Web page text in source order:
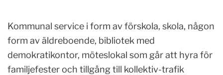
Kommunal service i form av förskola, skola, någon
form av äldreboende, bibliotek med
demokratikontor, möteslokal som går att hyra för
familjefester och tillgång till kollektiv-trafik